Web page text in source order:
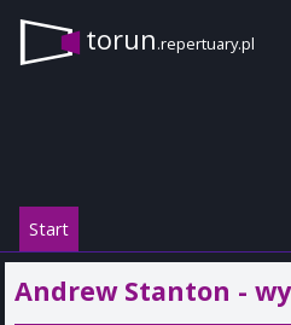
torun.repertuary.pl
Start
Andrew Stanton -